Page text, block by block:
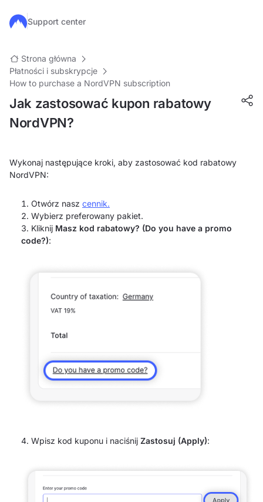
Przejdź do głównej treści
Support center
Strona główna
Płatności i subskrypcje
How to purchase a NordVPN subscription
Jak zastosować kupon rabatowy
NordVPN?
Wykonaj następujące kroki, aby zastosować kod rabatowy
NordVPN:
Otwórz nasz cennik.
Wybierz preferowany pakiet.
Kliknij Masz kod rabatowy? (Do you have a promo
code?):
Wpisz kod kuponu i naciśnij Zastosuj (Apply):